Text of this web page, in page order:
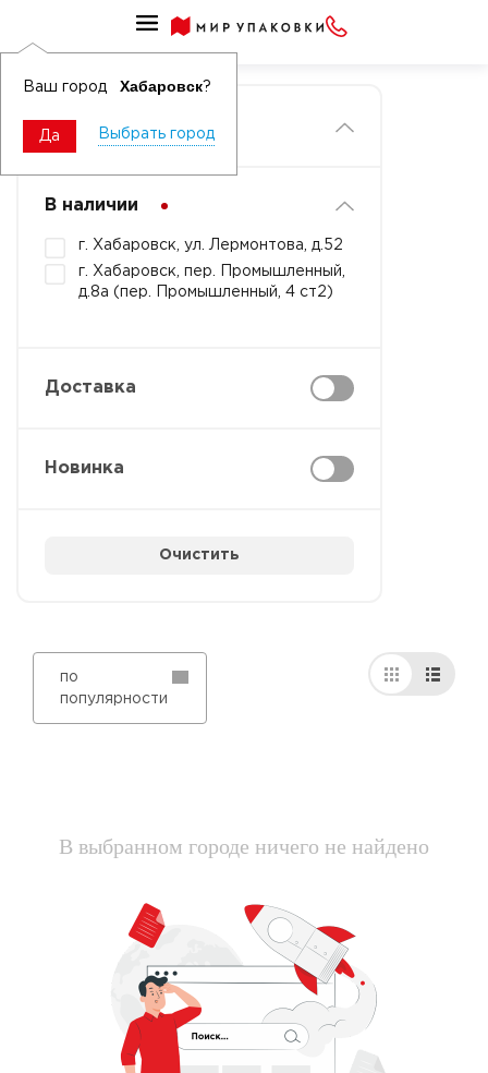
Ваш город Хабаровск?
Да Выбрать город
Главная
Фильтры
В наличии
г. Хабаровск, ул. Лермонтова, д.52
г. Хабаровск, пер. Промышленный,
д.8а (пер. Промышленный, 4 ст2)
Доставка
Новинка
Очистить
по
популярности
В выбранном городе ничего не найдено